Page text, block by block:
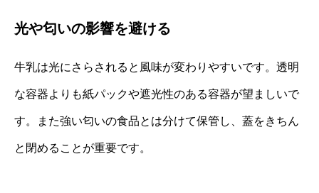
光や匂いの影響を避ける
牛乳は光にさらされると風味が変わりやすいです。透明
な容器よりも紙パックや遮光性のある容器が望ましいで
す。また強い匂いの食品とは分けて保管し、蓋をきちん
と閉めることが重要です。